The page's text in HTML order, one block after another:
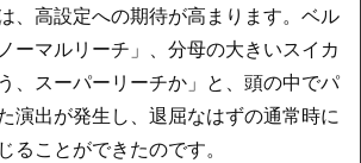
、高設定への期待が高まります。ベル
ーマルリーチ」、分母の大きいスイカ
、スーパーリーチか」と、頭の中でパ
演出が発生し、退屈なはずの通常時に
ることができたのです。